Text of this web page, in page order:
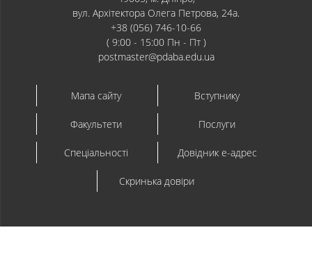
вул. Архітектора Олега Петрова, 24а.
+38 (056) 746-10-66
( 9:00 - 15:00 Пн - Пт )
postmaster@pdaba.edu.ua
Мапа сайту Вступнику
Факультети Послуги
Спеціальності Довідник e-адрес
Скринька довіри